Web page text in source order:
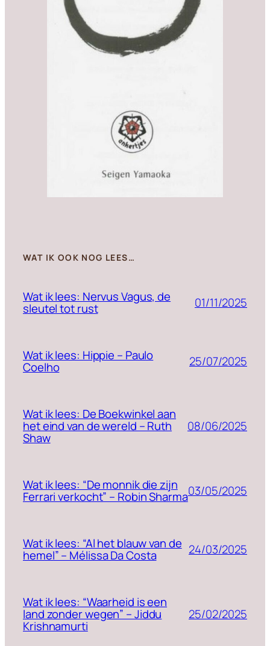
WAT IK OOK NOG LEES…
Wat ik lees: Nervus Vagus, de
sleutel tot rust 01/11/2025
Wat ik lees: Hippie – Paulo
Coelho 25/07/2025
Wat ik lees: De Boekwinkel aan
het eind van de wereld – Ruth
Shaw
08/06/2025
Wat ik lees: “De monnik die zijn
Ferrari verkocht” – Robin Sharma03/05/2025
Wat ik lees: “Al het blauw van de
hemel” – Mélissa Da Costa 24/03/2025
Wat ik lees: “Waarheid is een
land zonder wegen” – Jiddu
Krishnamurti
25/02/2025